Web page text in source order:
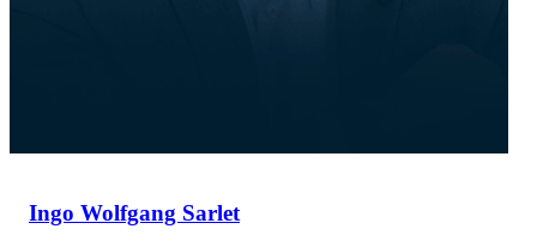
Ingo Wolfgang Sarlet